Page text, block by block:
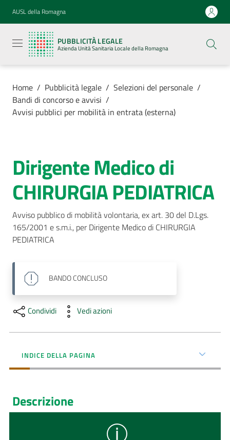
Vai al contenuto
Vai alla navigazione
Vai al footer
AUSL della Romagna
PUBBLICITÀ LEGALE
Azienda Unità Sanitaria Locale della Romagna
legale
Azienda
Unità
Locale della
Servizi
Luoghi di
AUSL
Home / Pubblicità legale / Selezioni del personale /
Bandi di concorso e avvisi /
Avvisi pubblici per mobilità in entrata (esterna)
Salta al contenuto
Dirigente Medico di
CHIRURGIA PEDIATRICA
Avviso pubblico di mobilità volontaria, ex art. 30 del D.Lgs.
165/2001 e s.m.i., per Dirigente Medico di CHIRURGIA
PEDIATRICA
BANDOCONCLUSO
Condividi Vedi azioni
INDICE DELLA PAGINA
Descrizione